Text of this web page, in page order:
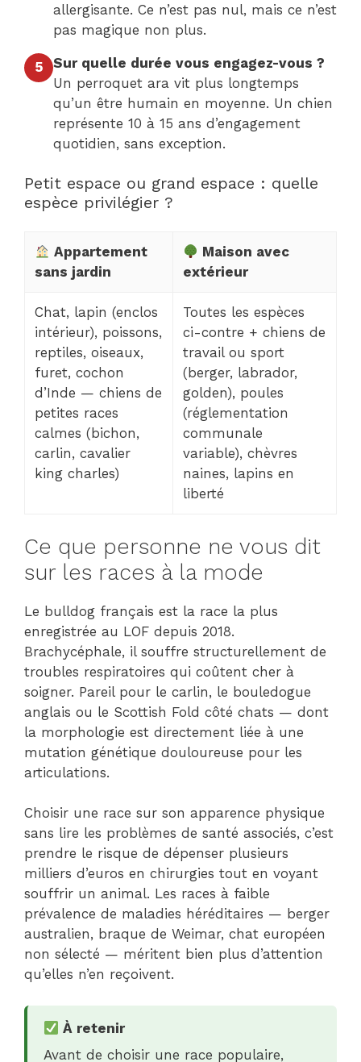
allergisante. Ce n’est pas nul, mais ce n’est
pas magique non plus.
5
Sur quelle durée vous engagez-vous ?
Un perroquet ara vit plus longtemps
qu’un être humain en moyenne. Un chien
représente 10 à 15 ans d’engagement
quotidien, sans exception.
Petit espace ou grand espace : quelle
espèce privilégier ?
Appartement
sans jardin
Maison avec
extérieur
Chat, lapin (enclos
intérieur), poissons,
reptiles, oiseaux,
furet, cochon
d’Inde — chiens de
petites races
calmes (bichon,
carlin, cavalier
king charles)
Toutes les espèces
ci-contre + chiens de
travail ou sport
(berger, labrador,
golden), poules
(réglementation
communale
variable), chèvres
naines, lapins en
liberté
Ce que personne ne vous dit
sur les races à la mode
Le bulldog français est la race la plus
enregistrée au LOF depuis 2018.
Brachycéphale, il souffre structurellement de
troubles respiratoires qui coûtent cher à
soigner. Pareil pour le carlin, le bouledogue
anglais ou le Scottish Fold côté chats — dont
la morphologie est directement liée à une
mutation génétique douloureuse pour les
articulations.
Choisir une race sur son apparence physique
sans lire les problèmes de santé associés, c’est
prendre le risque de dépenser plusieurs
milliers d’euros en chirurgies tout en voyant
souffrir un animal. Les races à faible
prévalence de maladies héréditaires — berger
australien, braque de Weimar, chat européen
non sélecté — méritent bien plus d’attention
qu’elles n’en reçoivent.
À retenir
Avant de choisir une race populaire,